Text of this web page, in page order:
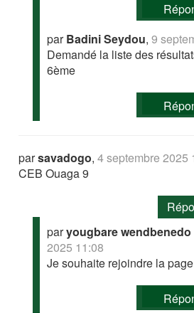
parBadini Seydou,9
Demandé la liste des
6ème
parsavadogo,4 septembre 2025
CEB Ouaga 9
paryougbare wendbenedo
2025 11:08
Je souhaite rejoindre la page